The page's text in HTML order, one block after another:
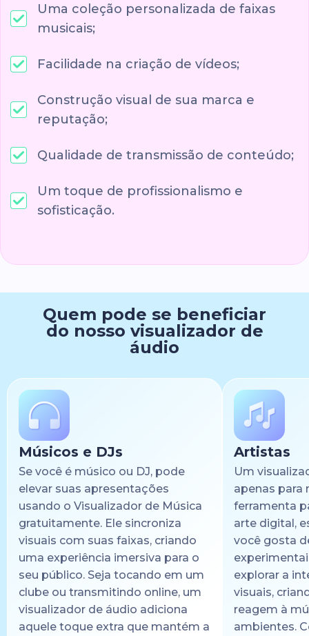
Uma coleção personalizada de faixas
musicais;
Facilidade na criação de vídeos;
Construção visual de sua marca e
reputação;
Qualidade de transmissão de conteúdo;
Um toque de profissionalismo e
sofisticação.
Quem pode se beneficiar
do nosso visualizador de
áudio
Músicos e DJs
Se você é músico ou DJ, pode
elevar suas apresentações
usando o Visualizador de Música
gratuitamente. Ele sincroniza
visuais com suas faixas, criando
uma experiência imersiva para o
seu público. Seja tocando em um
clube ou transmitindo online, um
visualizador de áudio adiciona
aquele toque extra que mantém a
Artistas
Um
apenas para
ferramenta
arte digital,
você gosta
explorar a
visuais,
reagem à
ambientes.